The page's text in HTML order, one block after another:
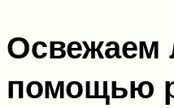
Освежаем
помощью